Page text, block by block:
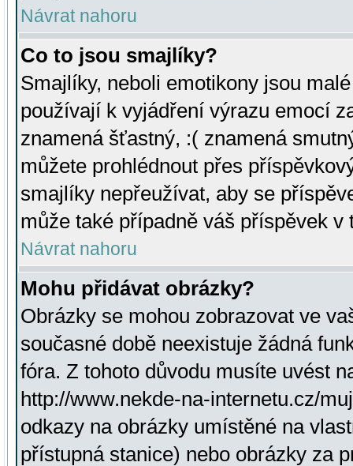
Návrat nahoru
Co to jsou smajlíky?
Smajlíky, neboli emotikony jsou
používají k vyjádření výrazu emocí
znamená šťastný, :( znamená
můžete prohlédnout přes
smajlíky nepřeužívat, aby se
může také případně váš příspěvek v
Návrat nahoru
Mohu přidávat obrázky?
Obrázky se mohou zobrazovat ve
současné době neexistuje žádná
fóra. Z tohoto důvodu musíte uvést
http://www.nekde-na-internetu.cz/
odkazy na obrázky umístěné na
přístupná stanice) nebo obrázky za